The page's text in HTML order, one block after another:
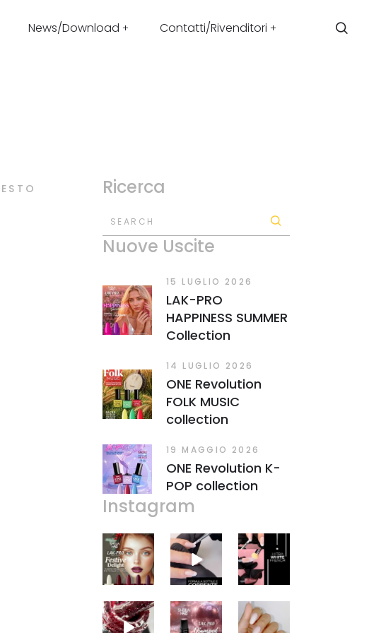
News/Download Contatti/Rivenditori
Ricerca
SEARCH
Nuove Uscite
15 LUGLIO 2026
LAK-PRO
HAPPINESS SUMMER
Collection
14 LUGLIO 2026
ONE Revolution
FOLK MUSIC
collection
19 MAGGIO 2026
ONE Revolution K-
POP collection
Instagram